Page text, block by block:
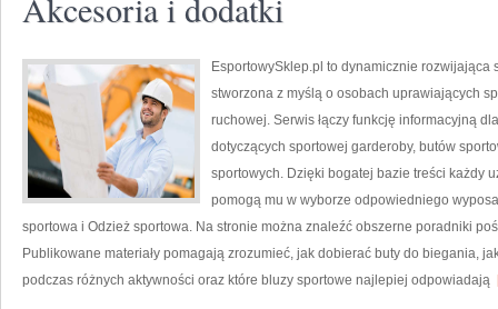
Akcesoria i dodatki
EsportowySklep.pl to dynamicznie rozwijająca
stworzona z myślą o osobach uprawiających
ruchowej. Serwis łączy funkcję informacyjną
dotyczących sportowej garderoby, butów
sportowych. Dzięki bogatej bazie treści każdy
pomogą mu w wyborze odpowiedniego
sportowa i Odzież sportowa. Na stronie można znaleźć obszerne poradniki
Publikowane materiały pomagają zrozumieć, jak dobierać buty do biegania,
podczas różnych aktywności oraz które bluzy sportowe najlepiej odpowiadają